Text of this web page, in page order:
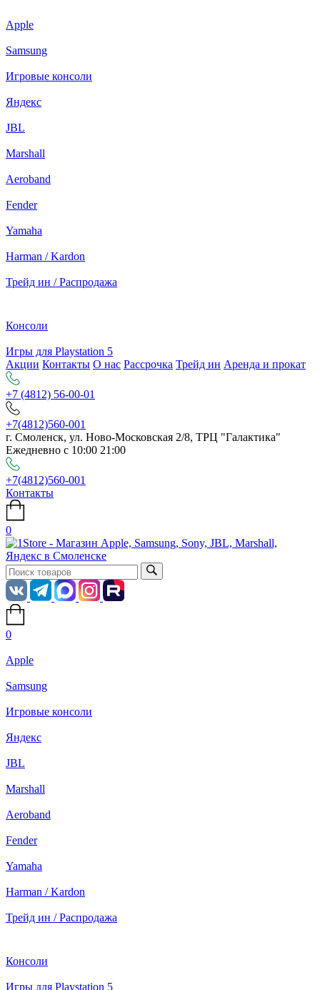
Apple
Samsung
Игровые консоли
Яндекс
JBL
Marshall
Aeroband
Fender
Yamaha
Harman / Kardon
Трейд ин / Распродажа
Консоли
Игры для Playstation 5
Акции Контакты О нас Рассрочка Трейд ин Аренда и прокат
+7 (4812) 56-00-01
+7(4812)560-001
г. Смоленск, ул. Ново-Московская 2/8, ТРЦ "Галактика"
Ежедневно с 10:00 21:00
+7(4812)560-001
Контакты
0
0
Apple
Samsung
Игровые консоли
Яндекс
JBL
Marshall
Aeroband
Fender
Yamaha
Harman / Kardon
Трейд ин / Распродажа
Консоли
Игры для Playstation 5